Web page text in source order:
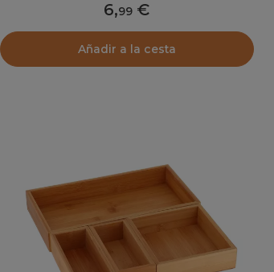
6,99
Añadir a la cesta